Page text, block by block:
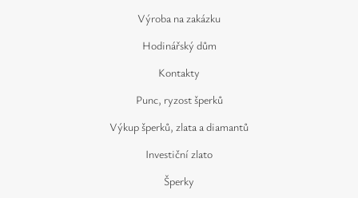
Výroba na zakázku
Hodinářský dům
Kontakty
Punc, ryzost šperků
Výkup šperků, zlata a diamantů
Investiční zlato
Šperky